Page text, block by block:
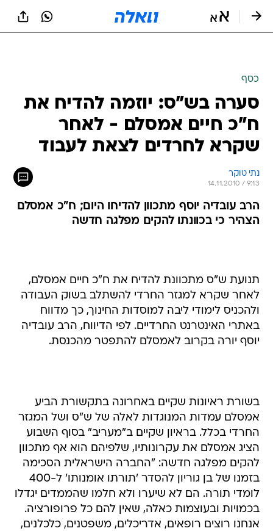
כסף
סערה בש"ס: יוזמה להדיח את
ח"כ חיים אמסלם - לאחר
שקרא לחרדים לצאת לעבוד
נתי טוקר
14.11.2010 / 9:13
הרב עובדיה יוסף מתכוון להדיחו היום; ח"כ אמסלם
הצהיר כי בכוונתו להקים מפלגה חדשה
תנועת ש"ס מתכוונת להדיח את ח"כ חיים אמסלם,
לאחר שקרא למגזר החרדי להשתלב בשוק העבודה
ולהכניס לימודי ליבה למוסדות החינוך, כך מדווח
באתרי האינטרנט החרדיים. לפי הדיווח, הרב עובדיה
יוסף יורה בקרוב לאמסלם להתפטר מהכנסת.
בשורת ראיונות שקיים באחרונה בתקשורת הביע
אמסלם עמדות המנוגדות לאלה של ש"ס ושל המגזר
החרדי בכלל. בראיון שקיים ב"מעריב" בסוף השבוע
הציג אמסלם את עקרונותיו, שלפיהם הוא אף מתכוון
להקים מפלגה חדשה: "החברה הישראלית הסכימה
בזמנו של בן גוריון להסדר 'תורתו אומנותו' ל-400
לומדי תורה. הם לא שיערו ולא חלמו שהממדים יגדלו
בכמויות ובעוצמות כאלה, שאין להם כל פרופורציה.
אנחנו רוצים רופאים, אדריכלים, משפטנים, כלכלנים,